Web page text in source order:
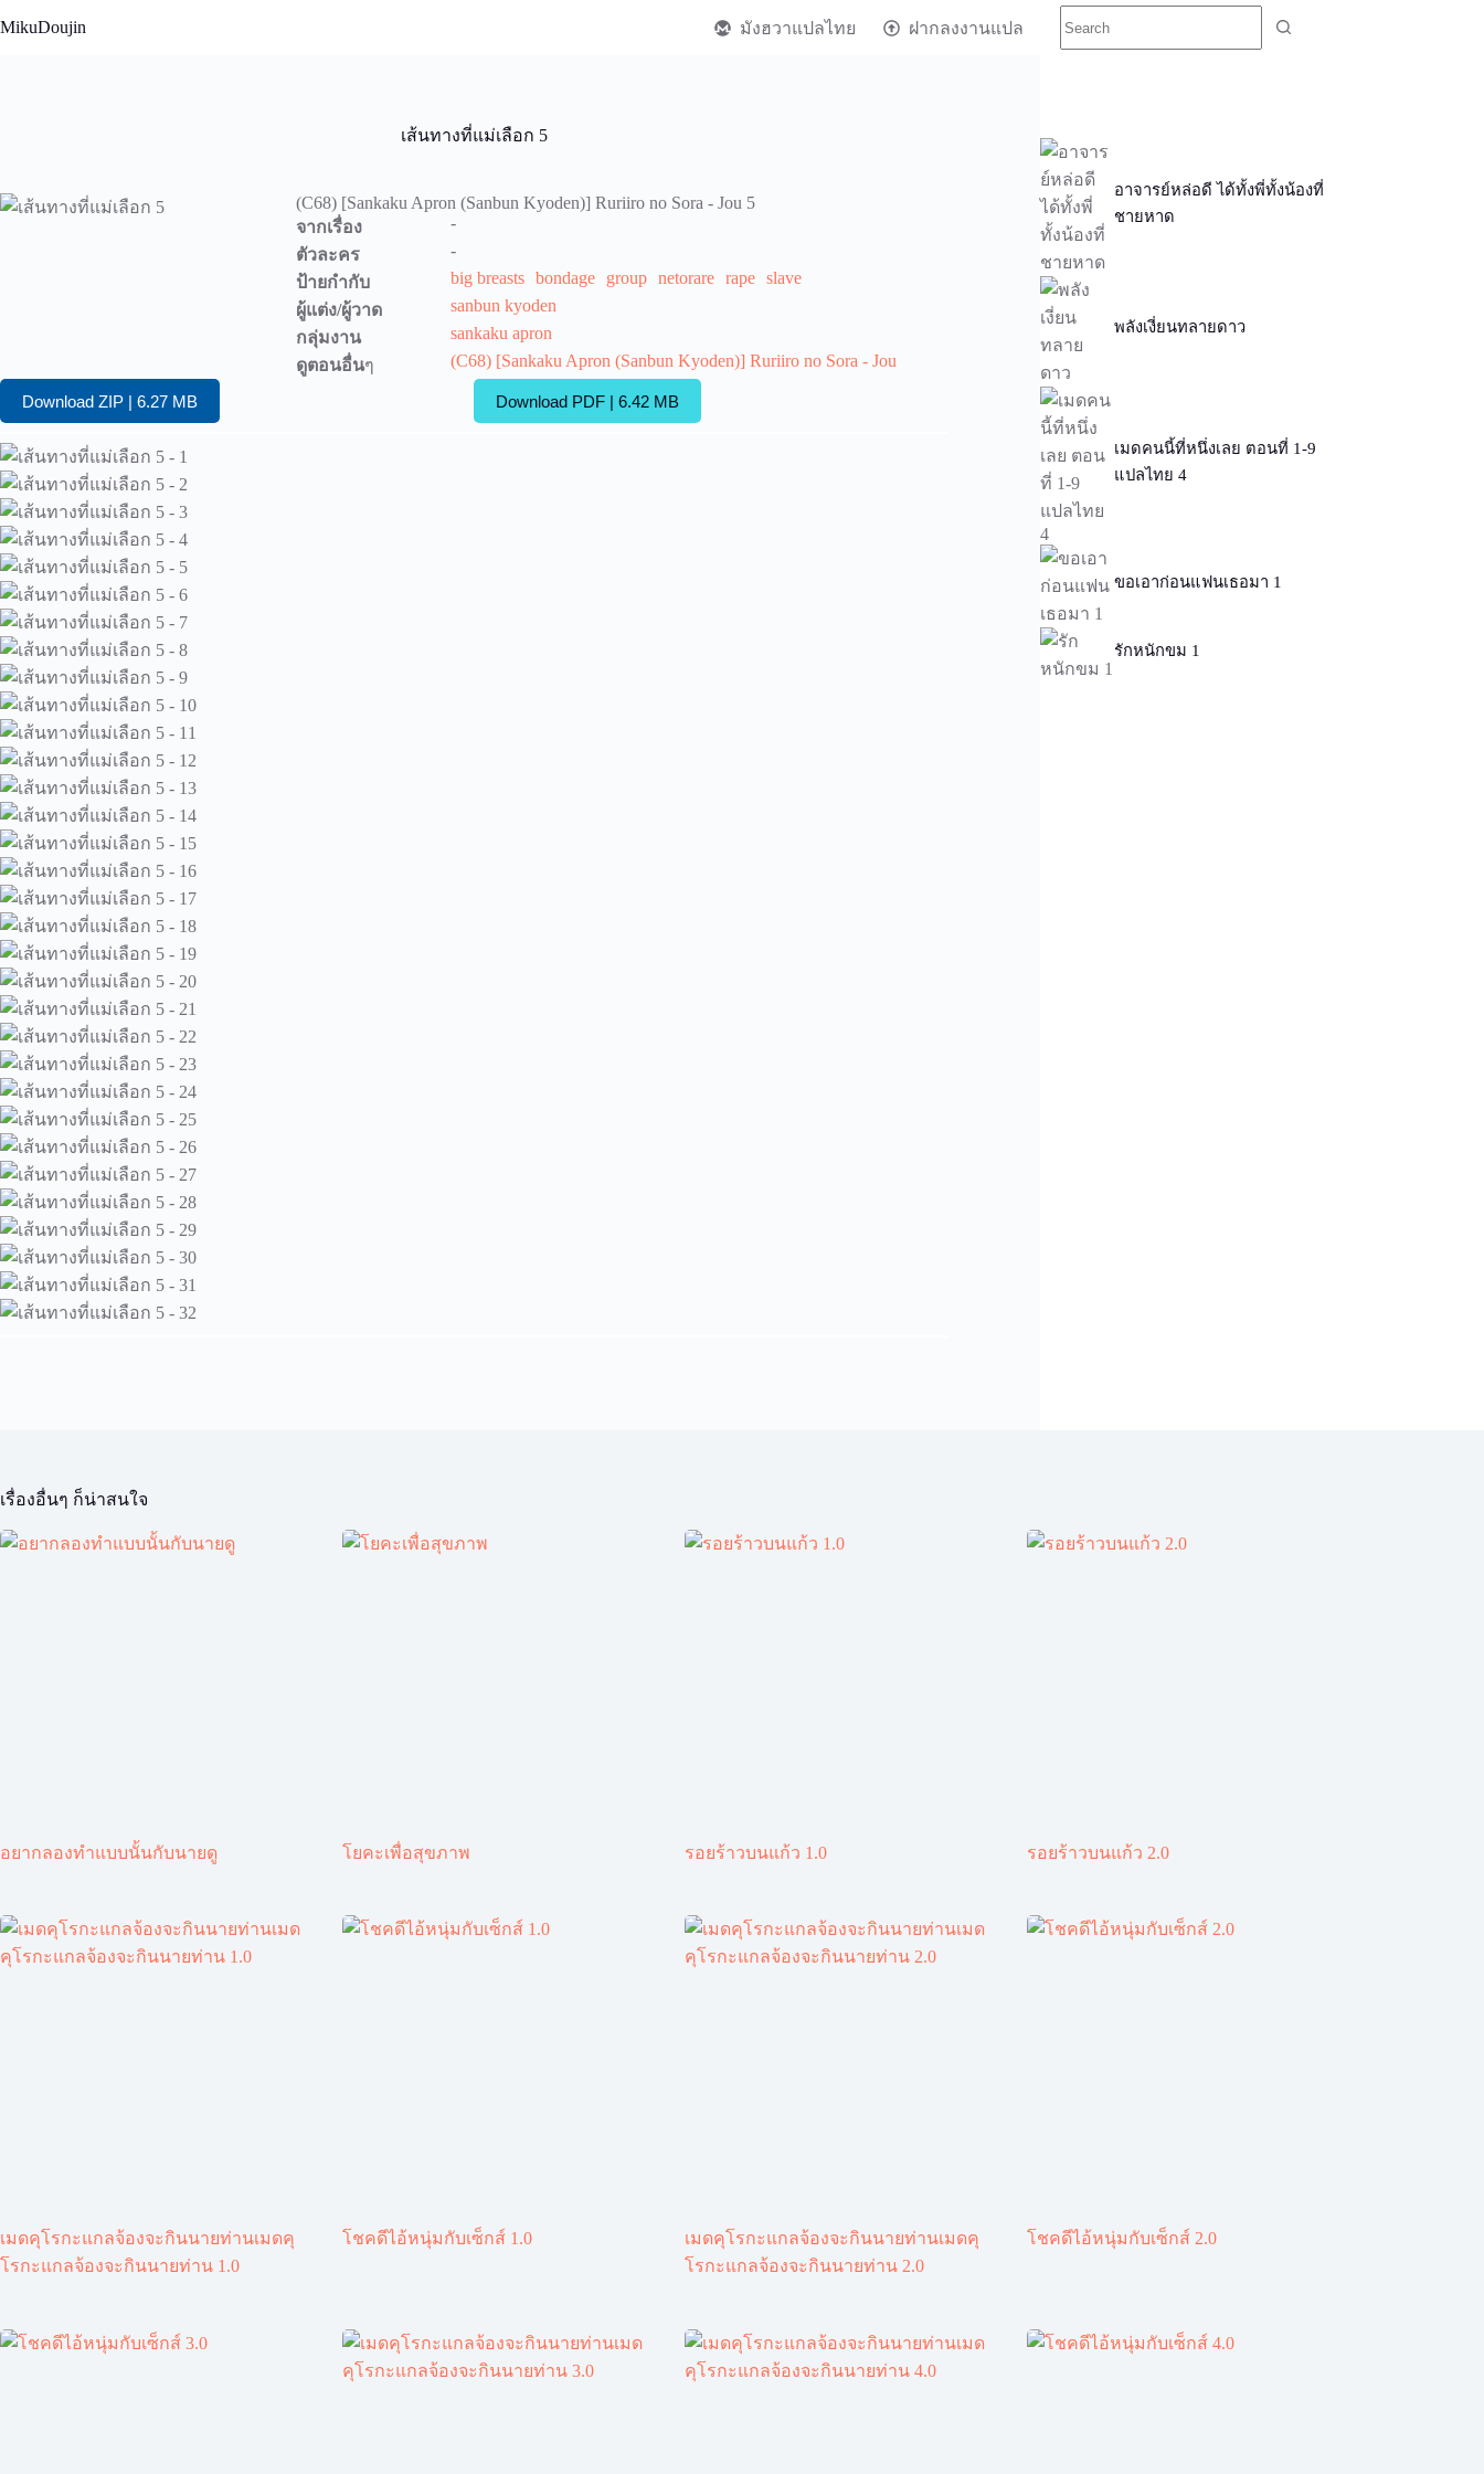
to
MikuDoujin มังฮวาแปลไทย ฝากลงงานแปล
เส้นทางที่แม่เลือก 5
(C68) [Sankaku Apron (Sanbun Kyoden)] Ruriiro no Sora - Jou 5
จากเรื่อง
-
ตัวละคร
-
ป้ายกำกับ
big breasts bondage group netorare rape slave
ผู้แต่ง/ผู้วาด
sanbun kyoden
กลุ่มงาน
sankaku apron
ดูตอนอื่นๆ (C68) [Sankaku Apron (Sanbun Kyoden)] Ruriiro no Sora - Jou
Download ZIP | 6.27 MB Download PDF | 6.42 MB
อาจารย์หล่อดี ได้ทั้งพี่ทั้งน้องที่
ชายหาด
พลังเงี่ยนทลายดาว
เมดคนนี้ที่หนึ่งเลย ตอนที่ 1-9
แปลไทย 4
ขอเอาก่อนแฟนเธอมา 1
รักหนักขม 1
เรื่องอื่นๆ ก็น่าสนใจ
อยากลองทำแบบนั้นกับนายดู โยคะเพื่อสุขภาพ รอยร้าวบนแก้ว 1.0 รอยร้าวบนแก้ว 2.0
เมดคุโรกะแกลจ้องจะกินนายท่านเมดคุ
โรกะแกลจ้องจะกินนายท่าน 1.0
โชคดีไอ้หนุ่มกับเซ็กส์ 1.0
เมดคุโรกะแกลจ้องจะกินนายท่านเมดคุ
โรกะแกลจ้องจะกินนายท่าน 2.0
โชคดีไอ้หนุ่มกับเซ็กส์ 2.0